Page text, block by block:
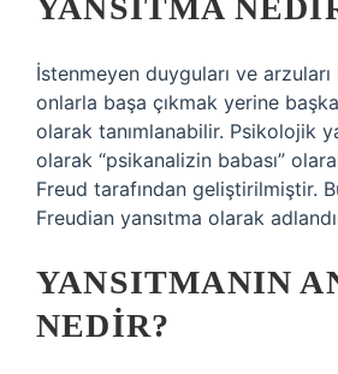
YANSITMA
İstenmeyen duyguları ve
onlarla başa çıkmak yerine
olarak tanımlanabilir. Psikolojik
olarak “psikanalizin babası”
Freud tarafından geliştirilmiştir.
Freudian yansıtma olarak
YANSITMANIN
NEDIR?